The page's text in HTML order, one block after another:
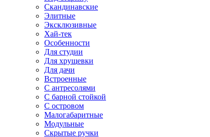
Скандинавские
Элитные
Эксклюзивные
Хай-тек
Особенности
Для студии
Для хрущевки
Для дачи
Встроенные
С антресолями
С барной стойкой
С островом
Малогабаритные
Модульные
Скрытые ручки